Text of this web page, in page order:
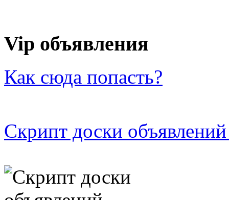
Vip объявления
Как сюда попасть?
Скрипт доски